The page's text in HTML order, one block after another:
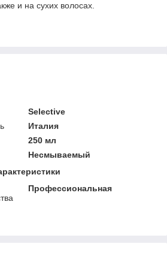
и на сухих волосах.
Selective
Италия
250 мл
Несмываемый
Профессиональная